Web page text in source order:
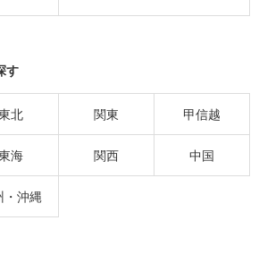
す
北 関東 甲信越
海 関西 中国
・沖縄